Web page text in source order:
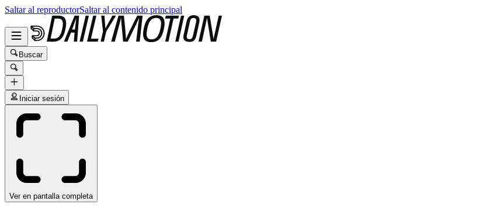
Saltar al reproductorSaltar al contenido principal
Buscar
Iniciar sesión
Ver en pantalla completa